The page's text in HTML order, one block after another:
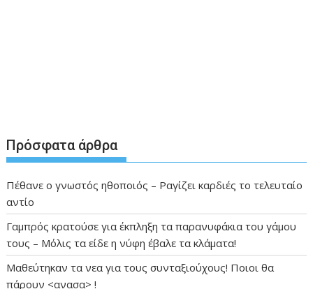
Πρόσφατα άρθρα
Πέθανε ο γνωστός ηθοποιός – Ραγίζει καρδιές το τελευταίο
αντίο
Γαμπρός κρατούσε για έκπληξη τα παρανυφάκια του γάμου
τους – Μόλις τα είδε η νύφη έβαλε τα κλάματα!
Μαθεύτηκαν τα νεα για τους συνταξιούχους! Ποιοι θα
πάρουν <ανασα> !